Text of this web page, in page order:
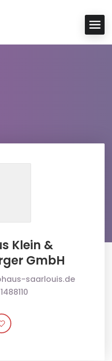
Klein &
GmbH
saarlouis.de